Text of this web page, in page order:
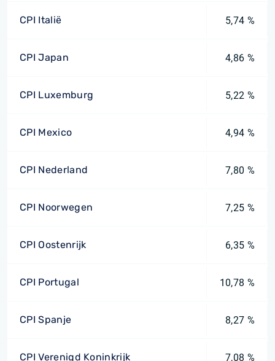
CPI Italië 5,74 %
CPI Japan 4,86 %
CPI Luxemburg 5,22 %
CPI Mexico 4,94 %
CPI Nederland 7,80 %
CPI Noorwegen 7,25 %
CPI Oostenrijk 6,35 %
CPI Portugal 10,78 %
CPI Spanje 8,27 %
CPI Verenigd Koninkrijk 7,08 %